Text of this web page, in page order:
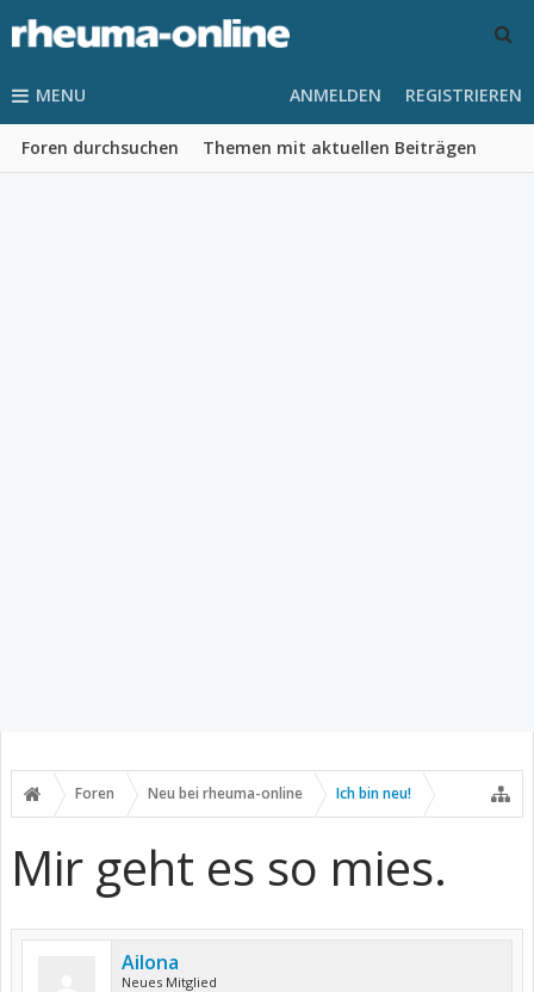
MENU
Foren durchsuchen Themen mit aktuellen Beiträgen
ANMELDEN REGISTRIEREN
Foren Neu bei rheuma-online Ich bin neu!
Mir geht es so mies.
Ailona
Neues Mitglied